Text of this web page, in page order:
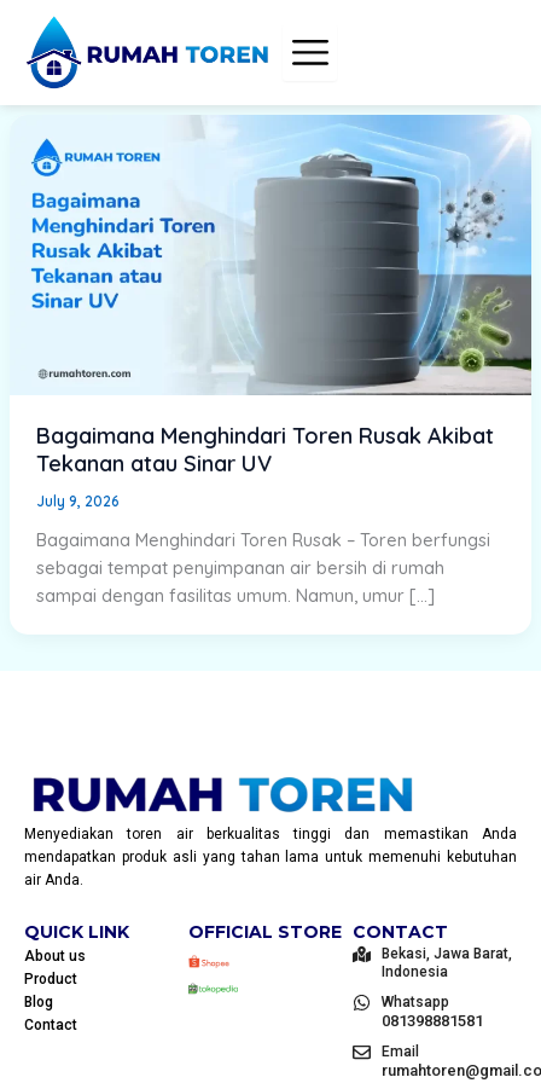
content
Bagaimana Menghindari Toren Rusak Akibat
Tekanan atau Sinar UV
July 9, 2026
Bagaimana Menghindari Toren Rusak – Toren berfungsi
sebagai tempat penyimpanan air bersih di rumah
sampai dengan fasilitas umum. Namun, umur […]
Menyediakan toren air berkualitas tinggi dan memastikan Anda
mendapatkan produk asli yang tahan lama untuk memenuhi kebutuhan
air Anda.
QUICK LINK
About us
Product
Blog
Contact
OFFICIAL STORE CONTACT
Bekasi, Jawa Barat,
Indonesia
Whatsapp
081398881581
Email